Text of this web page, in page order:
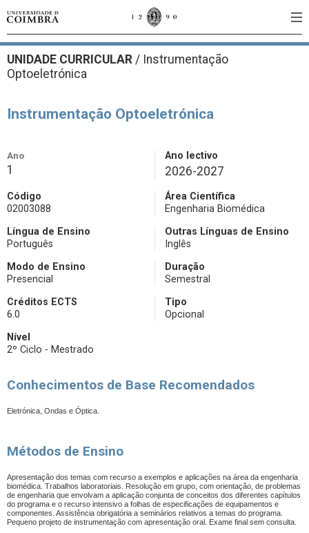
UNIDADE CURRICULAR / Instrumentação
Optoeletrónica
Instrumentação Optoeletrónica
Ano
1
Ano lectivo
2026-2027
Código
02003088
Área Científica
Engenharia Biomédica
Língua de Ensino
Português
Outras Línguas de Ensino
Inglês
Modo de Ensino
Presencial
Duração
Semestral
Créditos ECTS
6.0
Tipo
Opcional
Nível
2º Ciclo - Mestrado
Conhecimentos de Base Recomendados
Eletrónica, Ondas e Óptica.
Métodos de Ensino
Apresentação dos temas com recurso a exemplos e aplicações na área da engenharia
biomédica. Trabalhos laboratoriais. Resolução em grupo, com orientação, de problemas
de engenharia que envolvam a aplicação conjunta de conceitos dos diferentes capítulos
do programa e o recurso intensivo a folhas de especificações de equipamentos e
componentes. Assistência obrigatória a seminários relativos a temas do programa.
Pequeno projeto de instrumentação com apresentação oral. Exame final sem consulta.